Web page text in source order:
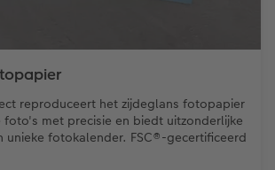
reproduceert het zijdeglans fotopapier
foto's met precisie en biedt uitzonderlijke
unieke fotokalender. FSC®-gecertificeerd